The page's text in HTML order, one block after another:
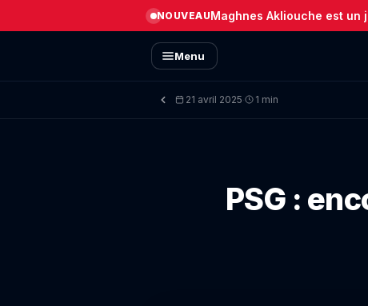
NOUVEAUMaghnes Akliouche est un
Menu
21 avril 2025· 1 min
PSG :